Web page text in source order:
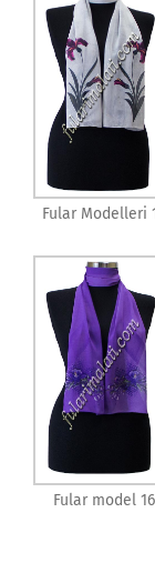
Fular Modelleri
Fular model 16